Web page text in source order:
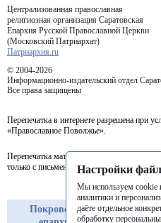
Централизованная православная
религиозная организация Саратовская
Епархия Русской Православной Церкви
(Московский Патриархат)
Патриархия.ru
© 2004-2026
Информационно-издательский отдел
Все права защищены
Перепечатка в интернете разрешена при
«Православное Поволжье».
Перепечатка материалов портала в
только с письменного разрешения
Покровская
Настройки
Мы используем cookie
аналитики и
даёте отдельное
обработку